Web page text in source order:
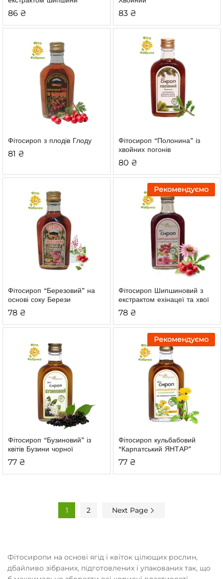
86 ₴ 83 ₴
Фітосироп з плодів Глоду
81 ₴
Фітосироп “Полонина” із
хвойних погонів
80 ₴
Фітосироп “Березовий” на
основі соку Берези
78 ₴
Рекомендуємо
Фітосироп Шипшиновий з
екстрактом ехінацеї та хвої
78 ₴
Фітосироп “Бузиновий” із
квітів Бузини чорної
77 ₴
Рекомендуємо
Фітосироп кульбабовий
“Карпатський ЯНТАР”
77 ₴
1 2 Next Page
Фітосиропи на основі ягід і квіток цілющих рослин,
дбайливо зібраних, підготовлених і упакованих так, що